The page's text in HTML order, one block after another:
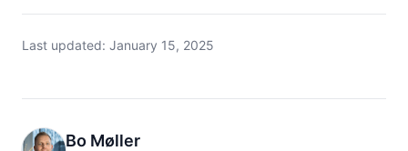
Last updated: January 15, 2025
Bo Møller